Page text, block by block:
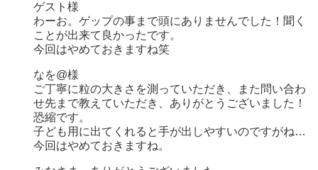
ゲスト様
わーお。ゲップの事まで頭にありませんでした！聞く
ことが出来て良かったです。
今回はやめておきますね笑
なを@様
ご丁寧に粒の大きさを測っていただき、また問い合わ
せ先まで教えていただき、ありがとうございました！
恐縮です。
子ども用に出てくれると手が出しやすいのですがね…
今回はやめておきますね。